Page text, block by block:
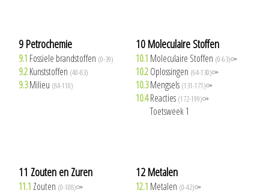
9 Petrochemie
9.1 Fossiele brandstoffen (0-39)
9.2Kunststoffen (40-83)
9.3Milieu (84-110)
10 Moleculaire Stoffen
10.1 Moleculaire Stoffen (0-63)⚩
10.2Oplossingen (64-130)⚩
10.3Mengsels (131-171)⚩
10.4Reacties (172-199)⚩
10.5Toetsweek 1
11 Zouten en Zuren
11.1 Zouten (0-108)⚩
12 Metalen
12.1 Metalen (0-42)⚩